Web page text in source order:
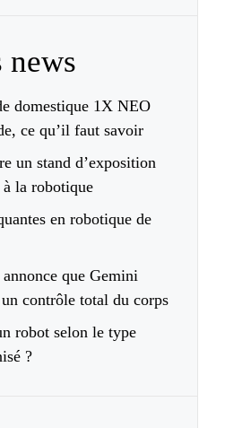
news
domestique 1X NEO
ce qu’il faut savoir
un stand d’exposition
la robotique
en robotique de
que Gemini
contrôle total du corps
robot selon le type
?